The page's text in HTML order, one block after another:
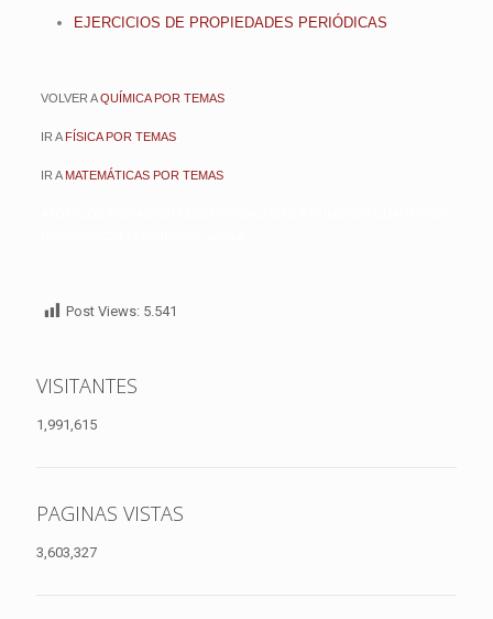
EJERCICIOS DE PROPIEDADES PERIÓDICAS
VOLVER AQUÍMICA POR TEMAS
IR A FÍSICA POR TEMAS
IR A MATEMÁTICAS POR TEMAS
Post Views: 5.541
VISITANTES
1,991,615
PAGINAS VISTAS
3,603,327